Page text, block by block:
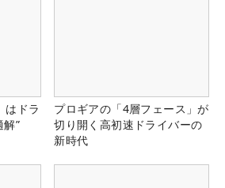
はドラ
解”
プロギアの「4層フェース」が
切り開く高初速ドライバーの
新時代